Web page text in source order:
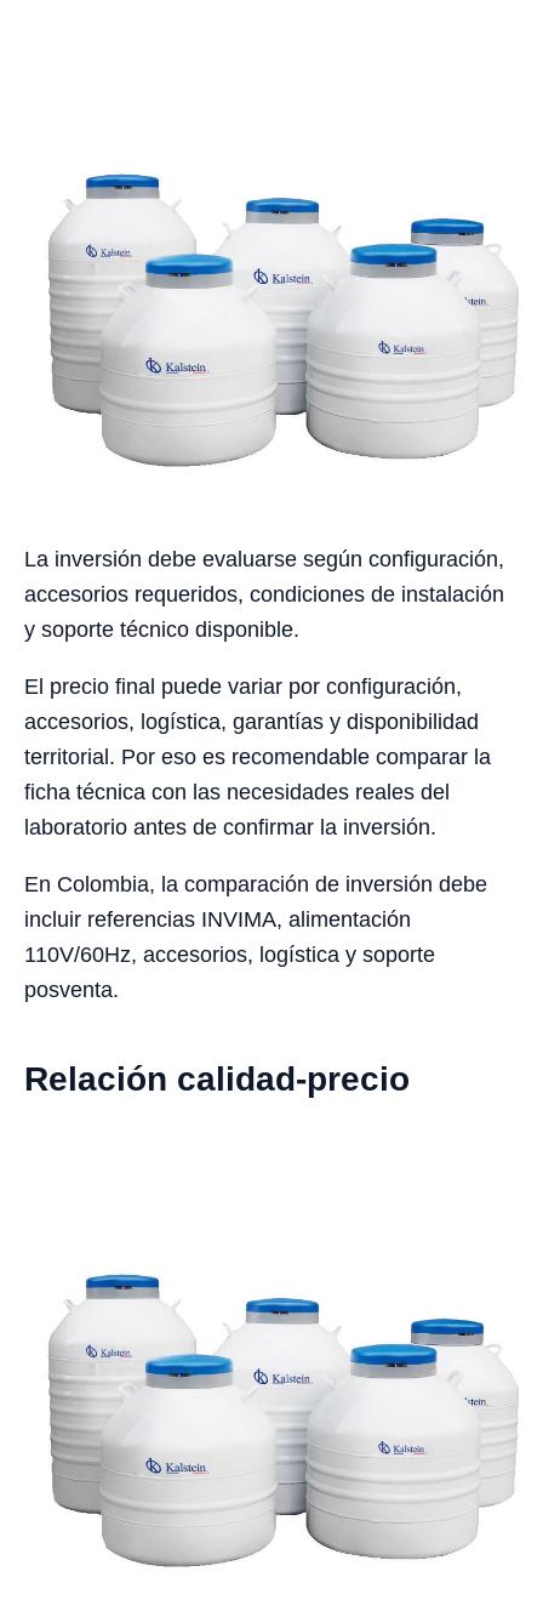
La inversión debe evaluarse según configuración,
accesorios requeridos, condiciones de instalación
y soporte técnico disponible.
El precio final puede variar por configuración,
accesorios, logística, garantías y disponibilidad
territorial. Por eso es recomendable comparar la
ficha técnica con las necesidades reales del
laboratorio antes de confirmar la inversión.
En Colombia, la comparación de inversión debe
incluir referencias INVIMA, alimentación
110V/60Hz, accesorios, logística y soporte
posventa.
Relación calidad-precio